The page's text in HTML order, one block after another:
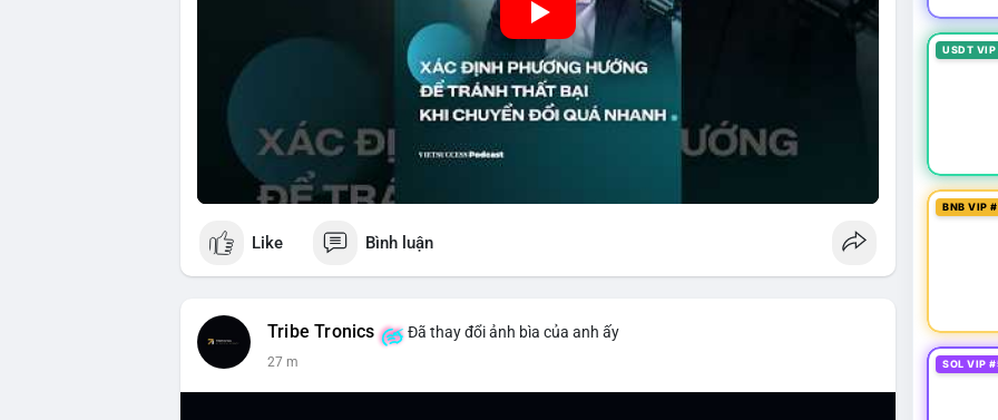
Like Bình luận
Tribe Tronics Đã thay đổi ảnh bìa của anh ấy
27 m
USDT
BNB VIP
SOL VIP